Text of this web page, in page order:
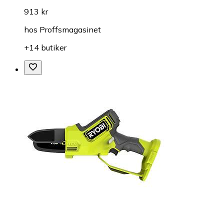
913 kr
hos Proffsmagasinet
+14 butiker